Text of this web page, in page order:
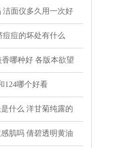
洁面仪多久用一次好
痘痘的坏处有什么
哪种好 各版本欲望
124哪个好看
什么 洋甘菊纯露的
肌吗 倩碧透明黄油